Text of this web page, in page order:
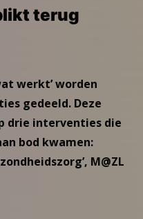
terug
werkt’ worden
gedeeld. Deze
drie interventies die
bod kwamen:
M@ZL